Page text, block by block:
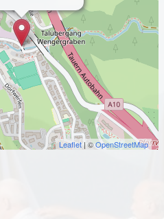
Leaflet| ©OpenStreetMap